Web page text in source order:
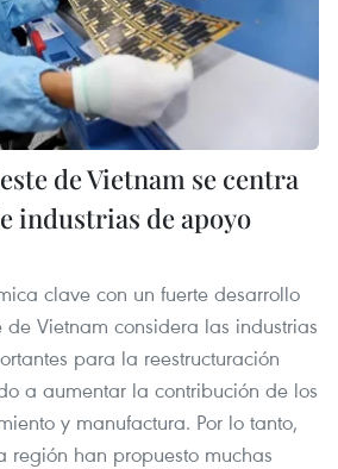
de Vietnam se centra
industrias de apoyo
clave con un fuerte desarrollo
de Vietnam considera las industrias
para la reestructuración
a aumentar la contribución de los
y manufactura. Por lo tanto,
región han propuesto muchas